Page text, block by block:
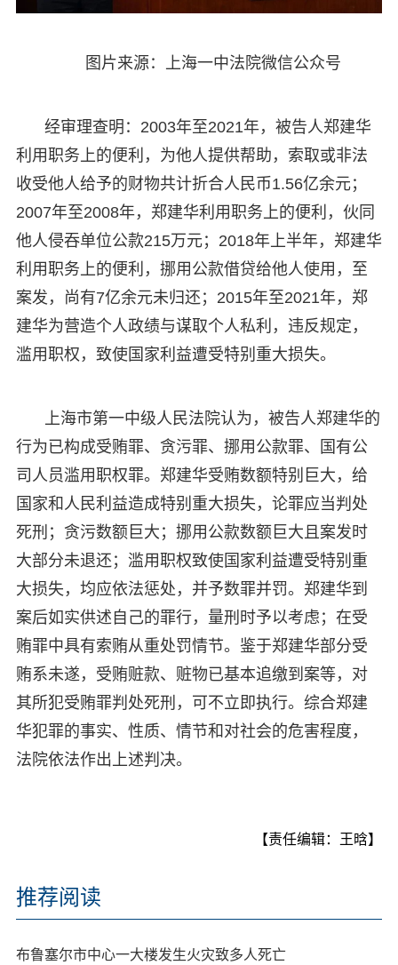
图片来源：上海一中法院微信公众号
经审理查明：2003年至2021年，被告人郑建华
利用职务上的便利，为他人提供帮助，索取或非法
收受他人给予的财物共计折合人民币1.56亿余元；
2007年至2008年，郑建华利用职务上的便利，伙同
他人侵吞单位公款215万元；2018年上半年，郑建华
利用职务上的便利，挪用公款借贷给他人使用，至
案发，尚有7亿余元未归还；2015年至2021年，郑
建华为营造个人政绩与谋取个人私利，违反规定，
滥用职权，致使国家利益遭受特别重大损失。
上海市第一中级人民法院认为，被告人郑建华的
行为已构成受贿罪、贪污罪、挪用公款罪、国有公
司人员滥用职权罪。郑建华受贿数额特别巨大，给
国家和人民利益造成特别重大损失，论罪应当判处
死刑；贪污数额巨大；挪用公款数额巨大且案发时
大部分未退还；滥用职权致使国家利益遭受特别重
大损失，均应依法惩处，并予数罪并罚。郑建华到
案后如实供述自己的罪行，量刑时予以考虑；在受
贿罪中具有索贿从重处罚情节。鉴于郑建华部分受
贿系未遂，受贿赃款、赃物已基本追缴到案等，对
其所犯受贿罪判处死刑，可不立即执行。综合郑建
华犯罪的事实、性质、情节和对社会的危害程度，
法院依法作出上述判决。
【责任编辑：王晗】
推荐阅读
布鲁塞尔市中心一大楼发生火灾致多人死亡